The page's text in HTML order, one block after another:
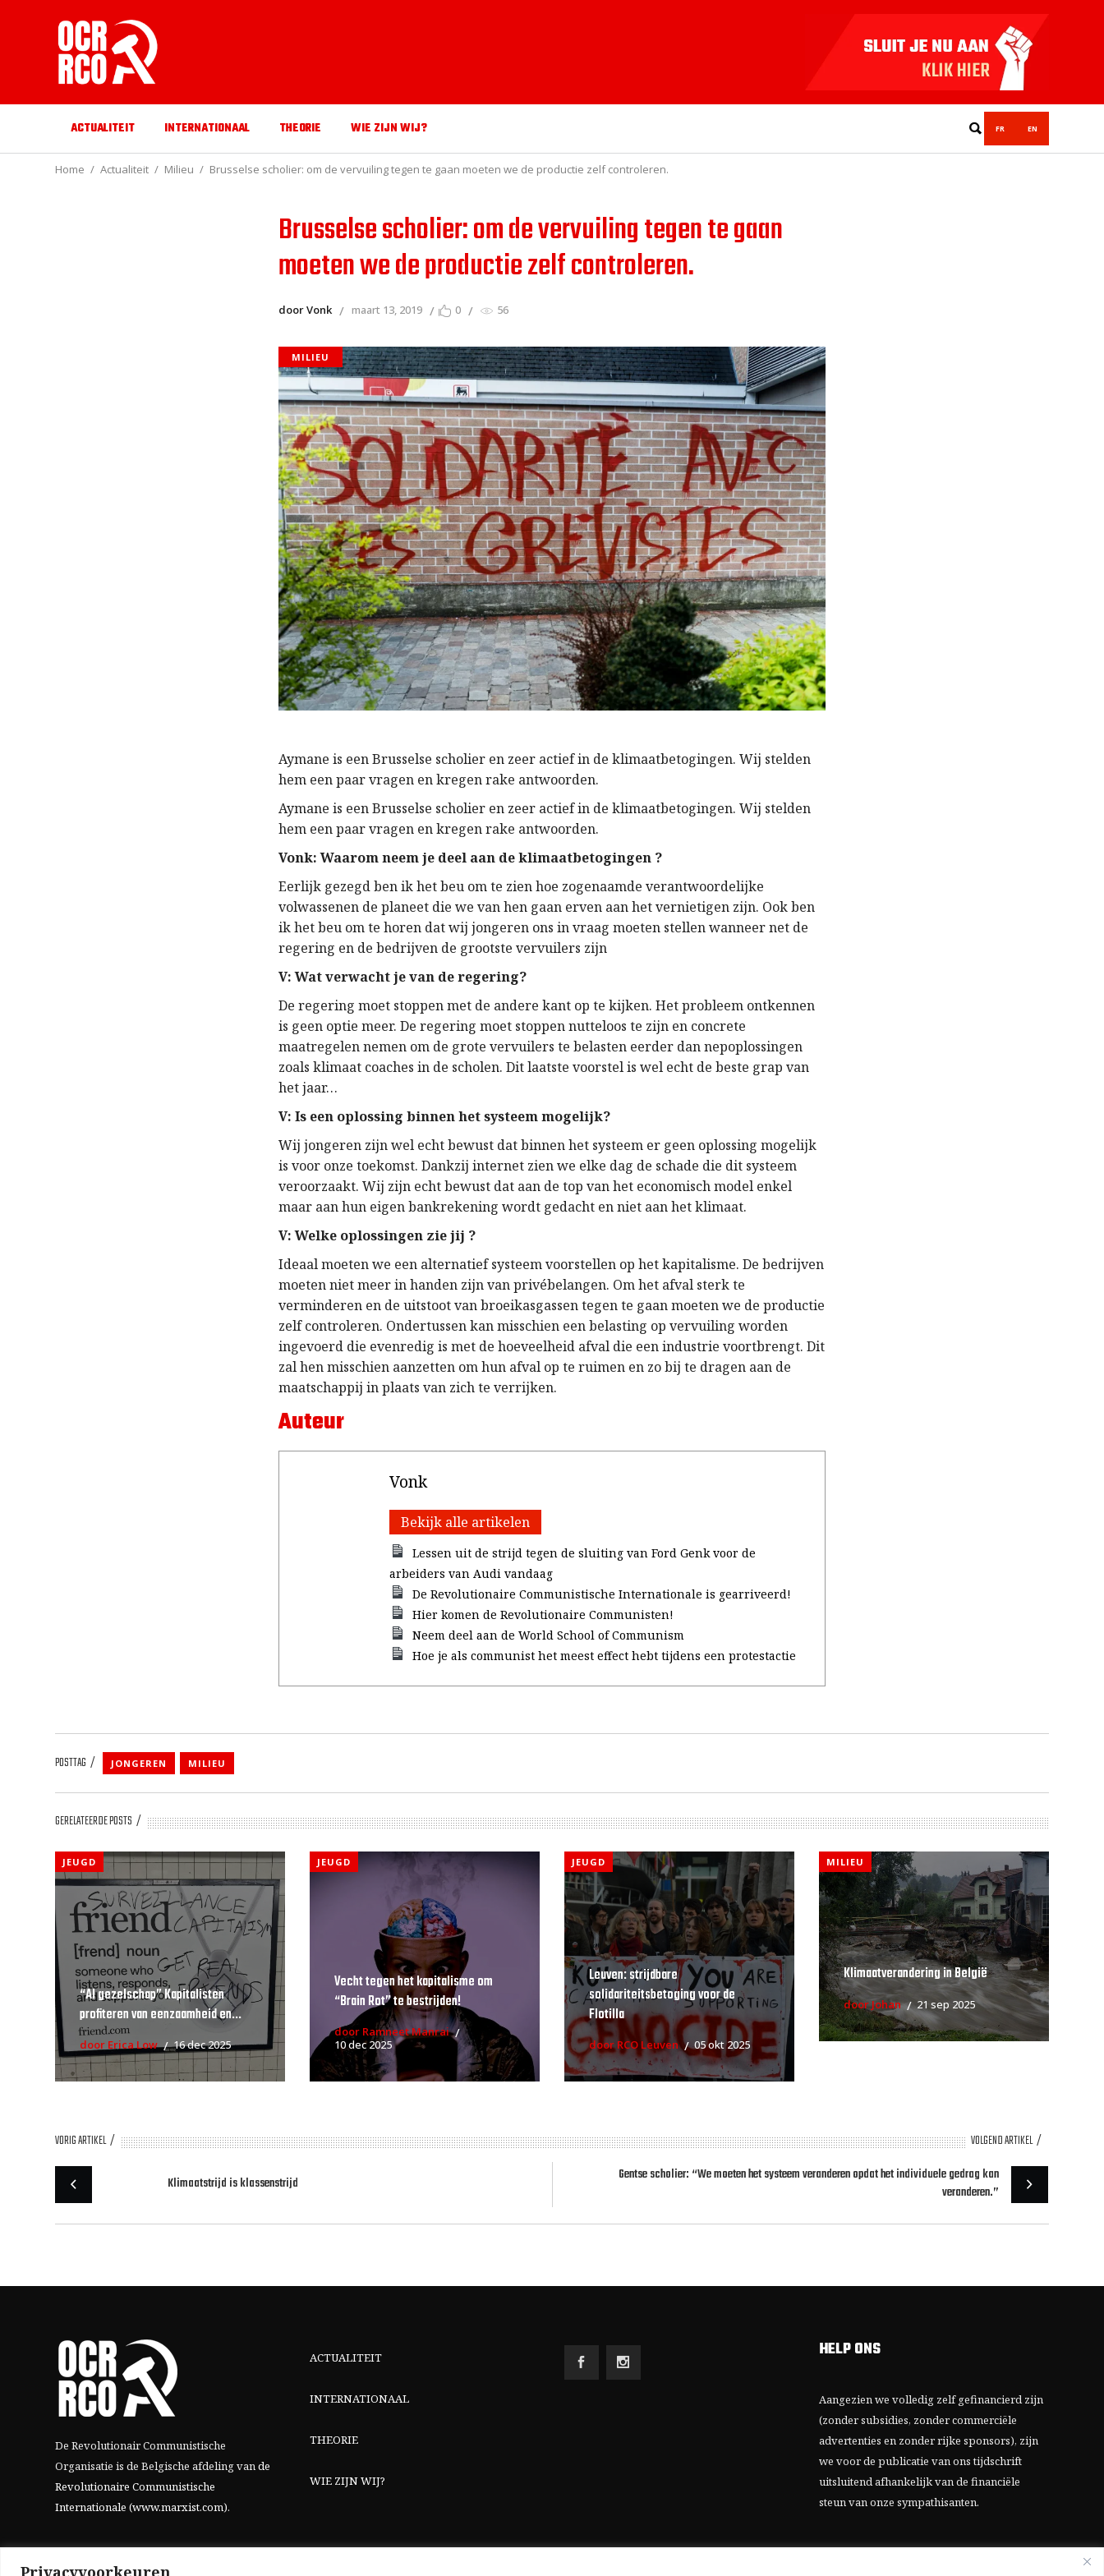
Privacyvoorkeuren
ACTUALITEIT INTERNATIONAAL THEORIE WIE ZIJN WIJ? FR EN
Home Actualiteit Milieu Brusselse scholier: om de vervuiling tegen te gaan moeten we de productie zelf controleren.
Brusselse scholier: om de vervuiling tegen te gaan
moeten we de productie zelf controleren.
door Vonk maart 13, 2019 0 56
MILIEU
Aymane is een Brusselse scholier en zeer actief in de klimaatbetogingen. Wij stelden
hem een paar vragen en kregen rake antwoorden.
Aymane is een Brusselse scholier en zeer actief in de klimaatbetogingen. Wij stelden
hem een paar vragen en kregen rake antwoorden.
Vonk: Waarom neem je deel aan de klimaatbetogingen ?
Eerlijk gezegd ben ik het beu om te zien hoe zogenaamde verantwoordelijke
volwassenen de planeet die we van hen gaan erven aan het vernietigen zijn. Ook ben
ik het beu om te horen dat wij jongeren ons in vraag moeten stellen wanneer net de
regering en de bedrijven de grootste vervuilers zijn
V: Wat verwacht je van de regering?
De regering moet stoppen met de andere kant op te kijken. Het probleem ontkennen
is geen optie meer. De regering moet stoppen nutteloos te zijn en concrete
maatregelen nemen om de grote vervuilers te belasten eerder dan nepoplossingen
zoals klimaat coaches in de scholen. Dit laatste voorstel is wel echt de beste grap van
het jaar…
V: Is een oplossing binnen het systeem mogelijk?
Wij jongeren zijn wel echt bewust dat binnen het systeem er geen oplossing mogelijk
is voor onze toekomst. Dankzij internet zien we elke dag de schade die dit systeem
veroorzaakt. Wij zijn echt bewust dat aan de top van het economisch model enkel
maar aan hun eigen bankrekening wordt gedacht en niet aan het klimaat.
V: Welke oplossingen zie jij ?
Ideaal moeten we een alternatief systeem voorstellen op het kapitalisme. De bedrijven
moeten niet meer in handen zijn van privébelangen. Om het afval sterk te
verminderen en de uitstoot van broeikasgassen tegen te gaan moeten we de productie
zelf controleren. Ondertussen kan misschien een belasting op vervuiling worden
ingevoerd die evenredig is met de hoeveelheid afval die een industrie voortbrengt. Dit
zal hen misschien aanzetten om hun afval op te ruimen en zo bij te dragen aan de
maatschappij in plaats van zich te verrijken.
Auteur
Vonk
Bekijk alle artikelen
Lessen uit de strijd tegen de sluiting van Ford Genk voor de
arbeiders van Audi vandaag
De Revolutionaire Communistische Internationale is gearriveerd!
Hier komen de Revolutionaire Communisten!
Neem deel aan de World School of Communism
Hoe je als communist het meest effect hebt tijdens een protestactie
POSTTAG JONGEREN MILIEU
GERELATEERDE POSTS
JEUGD
“AI gezelschap” Kapitalisten
profiteren van eenzaamheid en...
door Erica Low 16 dec 2025
JEUGD
Vecht tegen het kapitalisme om
“Brain Rot” te bestrijden!
door Ramneet Manrai
10 dec 2025
JEUGD
Leuven: strijdbare
solidariteitsbetoging voor de
Flotilla
door RCO Leuven 05 okt 2025
MILIEU
Klimaatverandering in België
door Johan 21 sep 2025
VORIG ARTIKEL VOLGEND ARTIKEL
Klimaatstrijd is klassenstrijd
Gentse scholier: “We moeten het systeem veranderen opdat het individuele gedrag kan
veranderen.”
De Revolutionair Communistische
Organisatie is de Belgische afdeling vande
Revolutionaire Communistische
Internationale (www.marxist.com).
ACTUALITEIT
INTERNATIONAAL
THEORIE
WIE ZIJN WIJ?
HELP ONS
Aangezien we volledig zelf gefinancierd zijn
(zonder subsidies, zonder commerciële
advertenties en zonder rijke sponsors), zijn
we voor de publicatie van ons tijdschrift
uitsluitend afhankelijk van de financiële
steun van onze sympathisanten.
Bij voorbaat dank voor uw solidariteit.